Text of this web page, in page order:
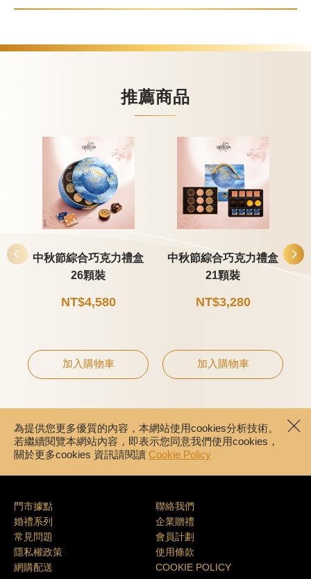
甜點
蛋糕
可芙
推薦商品
中秋節綜合巧克力禮盒
26顆裝
NT$4,580
加入購物車
中秋節綜合巧克力禮盒
21顆裝
NT$3,280
加入購物車
為提供您更多優質的內容，本網站使用cookies分析技術。
若繼續閱覽本網站內容，即表示您同意我們使用cookies，
關於更多cookies 資訊請閱讀 Cookie Policy
門市據點
聯絡我們
婚禮系列
企業贈禮
常見問題
會員計劃
隱私權政策
使用條款
網購配送
COOKIE POLICY